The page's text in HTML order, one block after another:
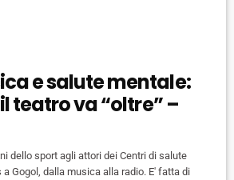
e salute mentale:
teatro va “oltre” –
dello sport agli attori dei Centri di salute
a Gogol, dalla musica alla radio. E' fatta di